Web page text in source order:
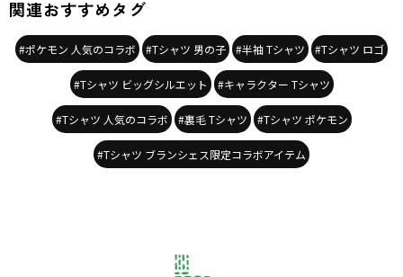
関連おすすめタグ
#ポケモン 人気のコラボ #Tシャツ 男の子 #半袖 Tシャツ #Tシャツ ロゴ
#Tシャツ ビッグシルエット #キャラクター Tシャツ
#Tシャツ 人気のコラボ #裏毛 Tシャツ #Tシャツ ポケモン
#Tシャツ ブランシェス限定コラボアイテム